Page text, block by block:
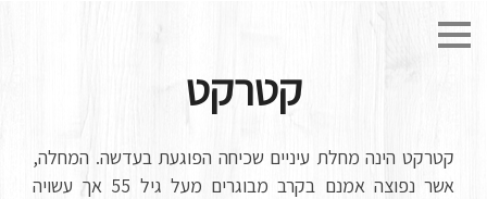
קטרקט
קטרקט הינה מחלת עיניים שכיחה הפוגעת בעדשה. המחלה,
אשר נפוצה אמנם בקרב מבוגרים מעל גיל 55 אך עשויה